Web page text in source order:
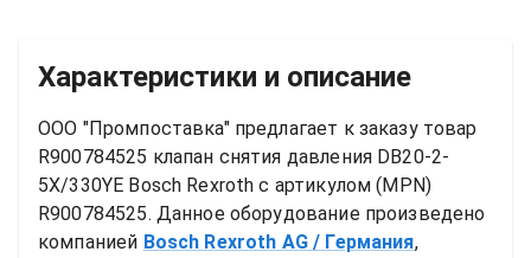
Характеристики и описание
ООО "Промпоставка" предлагает к заказу товар
R900784525 клапан снятия давления DB20-2-
5X/330YE Bosch Rexroth
R900784525. Данное оборудование произведено
компанией Bosch Rexroth AG / Германия,